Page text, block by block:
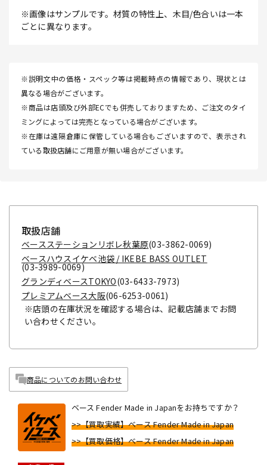
※画像はサンプルです。材質の特性上、木目/色合いは一本
ごとに異なります。
※説明文中の価格・スペック等は掲載時点の情報であり、現状とは
異なる場合がございます。
※商品は店頭及び外部ECでも併売しておりますため、ご注文のタイ
ミングによっては完売となっている場合がございます。
※在庫は遠隔倉庫に保管している場合もございますので、表示され
ている取扱店舗にご用意が無い場合がございます。
取扱店舗
ベースステーションリボレ秋葉原(03-3862-0069)
ベースハウスイケベ池袋 / IKEBE BASS OUTLET
(03-3989-0069)
グランディベースTOKYO(03-6433-7973)
プレミアムベース大阪(06-6253-0061)
※店頭の在庫状況を確認する場合は、記載店舗までお問
い合わせください。
商品についてのお問い合わせ
ベース Fender Made in Japanをお持ちですか？
>>【買取実績】ベース Fender Made in Japan
>>【買取価格】ベース Fender Made in Japan